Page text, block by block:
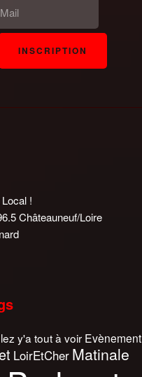
!
Châteauneuf/Loire
y'a tout à voir Evènement
LoirEtCher Matinale